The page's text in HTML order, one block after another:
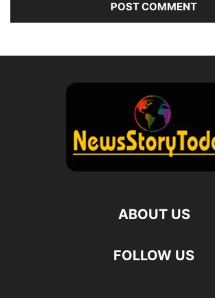
ABOUT US
FOLLOW US